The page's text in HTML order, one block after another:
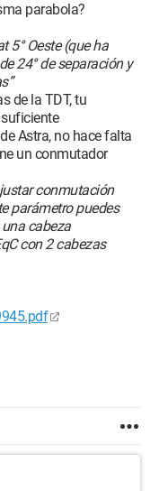
parabola?
5° Oeste (que ha
24° de separación y
de la TDT, tu
Astra, no hace falta
un conmutador
conmutación
parámetro puedes
cabeza
con 2 cabezas